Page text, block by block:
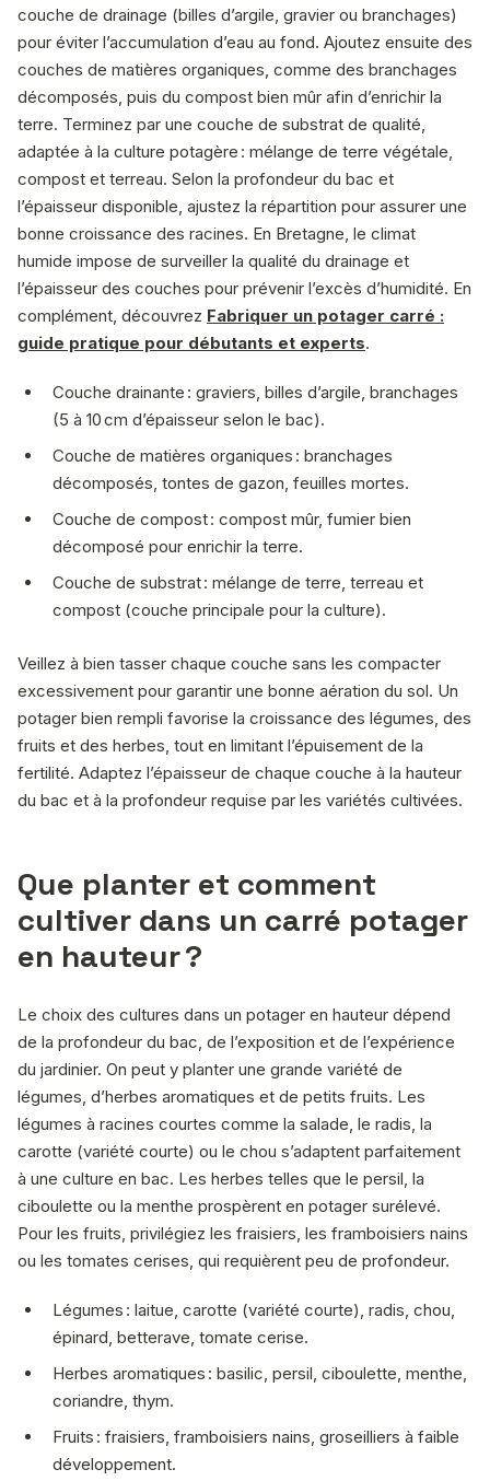
couche de drainage (billes d’argile, gravier ou branchages)
pour éviter l’accumulation d’eau au fond. Ajoutez ensuite des
couches de matières organiques, comme des branchages
décomposés, puis du compost bien mûr afin d’enrichir la
terre. Terminez par une couche de substrat de qualité,
adaptée à la culture potagère : mélange de terre végétale,
compost et terreau. Selon la profondeur du bac et
l’épaisseur disponible, ajustez la répartition pour assurer une
bonne croissance des racines. En Bretagne, le climat
humide impose de surveiller la qualité du drainage et
l’épaisseur des couches pour prévenir l’excès d’humidité. En
complément, découvrez Fabriquer un potager carré :
guide pratique pour débutants et experts.
Couche drainante : graviers, billes d’argile, branchages
(5 à 10 cm d’épaisseur selon le bac).
Couche de matières organiques : branchages
décomposés, tontes de gazon, feuilles mortes.
Couche de compost : compost mûr, fumier bien
décomposé pour enrichir la terre.
Couche de substrat : mélange de terre, terreau et
compost (couche principale pour la culture).
Veillez à bien tasser chaque couche sans les compacter
excessivement pour garantir une bonne aération du sol. Un
potager bien rempli favorise la croissance des légumes, des
fruits et des herbes, tout en limitant l’épuisement de la
fertilité. Adaptez l’épaisseur de chaque couche à la hauteur
du bac et à la profondeur requise par les variétés cultivées.
Que planter et comment
cultiver dans un carré potager
en hauteur ?
Le choix des cultures dans un potager en hauteur dépend
de la profondeur du bac, de l’exposition et de l’expérience
du jardinier. On peut y planter une grande variété de
légumes, d’herbes aromatiques et de petits fruits. Les
légumes à racines courtes comme la salade, le radis, la
carotte (variété courte) ou le chou s’adaptent parfaitement
à une culture en bac. Les herbes telles que le persil, la
ciboulette ou la menthe prospèrent en potager surélevé.
Pour les fruits, privilégiez les fraisiers, les framboisiers nains
ou les tomates cerises, qui requièrent peu de profondeur.
Légumes : laitue, carotte (variété courte), radis, chou,
épinard, betterave, tomate cerise.
Herbes aromatiques : basilic, persil, ciboulette, menthe,
coriandre, thym.
Fruits : fraisiers, framboisiers nains, groseilliers à faible
développement.